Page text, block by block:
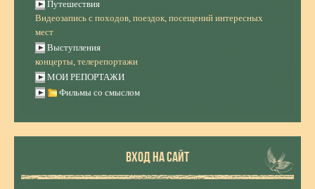
Путешествия
Видеозапись с походов, поездок, посещений интересных
мест
Выступления
концерты, телерепортажи
МОИ РЕПОРТАЖИ
Фильмы со смыслом
ВХОД НА САЙТ